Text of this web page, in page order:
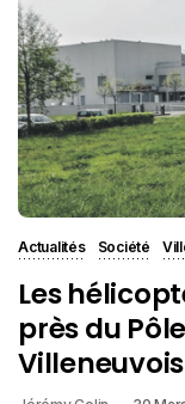
Actualités Société
Les
près du
Villeneuvois